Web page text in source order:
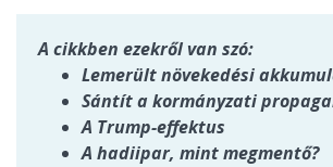
A cikkben ezekről van szó:
Lemerült növekedési
Sántít a kormányzati
A Trump-effektus
A hadiipar, mint megmentő?